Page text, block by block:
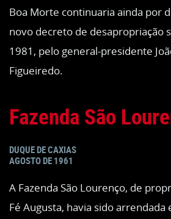
Boa Morte continuaria ainda por
novo decreto de desapropriação
1981, pelo general-presidente
Figueiredo.
Fazenda São
DUQUE DE CAXIAS
AGOSTO DE 1961
A Fazenda São Lourenço, de
Fé Augusta, havia sido